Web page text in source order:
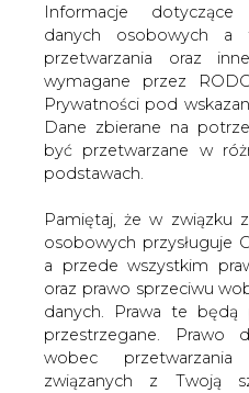
Informacje dotyczące
danych osobowych
przetwarzania oraz
wymagane przez
Prywatności pod
Dane zbierane na
być przetwarzane w
podstawach.
Pamiętaj, że w związku
osobowych przysługuje
a przede wszystkim
oraz prawo sprzeciwu
danych. Prawa te będą
przestrzegane. Prawo
wobec
związanych z Twoją
Zarobić na prądzie
Choć swobodny
(TPA) nie
Polsce, wiele firm
skorzystania z tego